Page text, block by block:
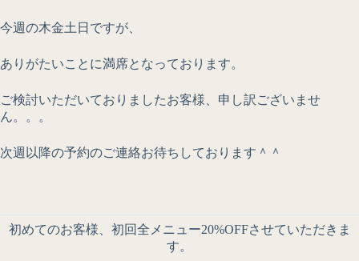
今週の木金土日ですが、
ありがたいことに満席となっております。
ご検討いただいておりましたお客様、申し訳ございませ
ん。。。
次週以降の予約のご連絡お待ちしております＾＾
初めてのお客様、初回全メニュー20%OFFさせていただきま
す。